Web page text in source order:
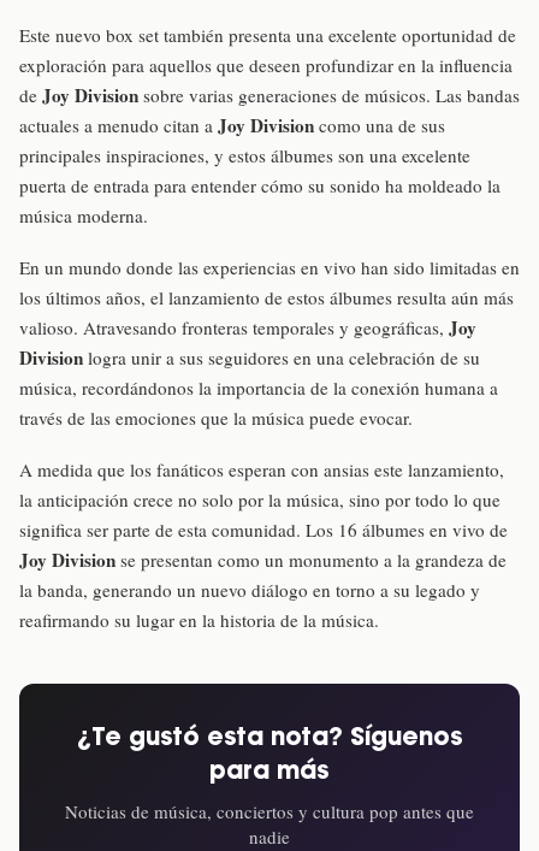
Este nuevo box set también presenta una excelente oportunidad de
exploración para aquellos que deseen profundizar en la influencia
de Joy Division sobre varias generaciones de músicos. Las bandas
actuales a menudo citan a Joy Division como una de sus
principales inspiraciones, y estos álbumes son una excelente
puerta de entrada para entender cómo su sonido ha moldeado la
música moderna.
En un mundo donde las experiencias en vivo han sido limitadas en
los últimos años, el lanzamiento de estos álbumes resulta aún más
valioso. Atravesando fronteras temporales y geográficas, Joy
Division logra unir a sus seguidores en una celebración de su
música, recordándonos la importancia de la conexión humana a
través de las emociones que la música puede evocar.
A medida que los fanáticos esperan con ansias este lanzamiento,
la anticipación crece no solo por la música, sino por todo lo que
significa ser parte de esta comunidad. Los 16 álbumes en vivo de
Joy Division se presentan como un monumento a la grandeza de
la banda, generando un nuevo diálogo en torno a su legado y
reafirmando su lugar en la historia de la música.
¿Te gustó esta nota? Síguenos
para más
Noticias de música, conciertos y cultura pop antes que
nadie